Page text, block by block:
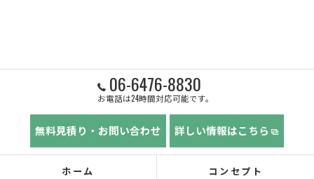
06-6476-8830
お電話は24時間対応可能です。
無料見積り・お問い合わせ 詳しい情報はこちら
ホーム コンセプト